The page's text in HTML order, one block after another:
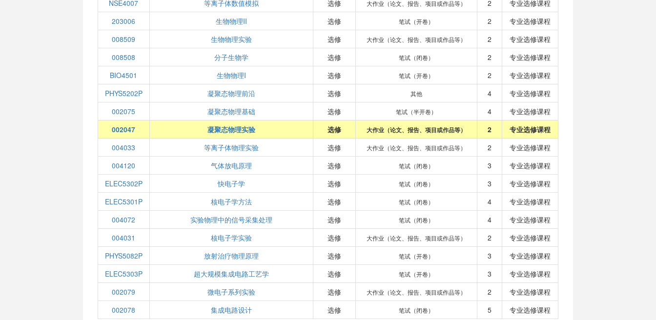
NSE4007 等离子体数值模拟 选修 大作业（论文、报告、项目或作品等） 2
专业选修课程
203006
生物物理II 选修 笔试（开卷） 2
专业选修课程
008509
生物物理实验 选修 大作业（论文、报告、项目或作品等） 2
专业选修课程
008508
分子生物学 选修 笔试（闭卷） 2
专业选修课程
BIO4501
生物物理I 选修 笔试（开卷） 2
专业选修课程
PHYS5202P
凝聚态物理前沿 选修 其他 4
专业选修课程
002075
凝聚态物理基础 选修 笔试（半开卷） 4
专业选修课程
002047
凝聚态物理实验 选修 大作业（论文、报告、项目或作品等） 2
专业选修课程
004033
等离子体物理实验 选修 大作业（论文、报告、项目或作品等） 2
专业选修课程
004120
气体放电原理 选修 笔试（闭卷） 3
专业选修课程
ELEC5302P
快电子学 选修 笔试（闭卷） 3
专业选修课程
ELEC5301P
核电子学方法 选修 笔试（闭卷） 4
专业选修课程
004072
实验物理中的信号采集处理 选修 笔试（闭卷） 4
专业选修课程
004031
核电子学实验 选修 大作业（论文、报告、项目或作品等） 2
专业选修课程
PHYS5082P
放射治疗物理原理 选修 笔试（开卷） 3
专业选修课程
ELEC5303P
超大规模集成电路工艺学 选修 笔试（开卷） 3
专业选修课程
002079
微电子系列实验 选修 大作业（论文、报告、项目或作品等） 2
专业选修课程
002078
集成电路设计 选修 笔试（闭卷） 5 专业选修课程